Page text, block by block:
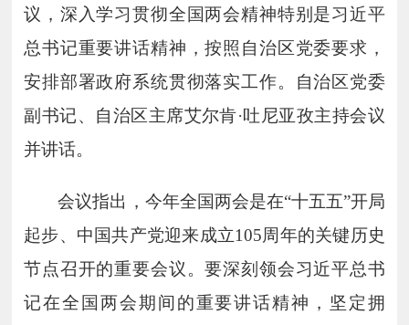
议，深入学习贯彻全国两会精神特别是习近平
总书记重要讲话精神，按照自治区党委要求，
安排部署政府系统贯彻落实工作。自治区党委
副书记、自治区主席艾尔肯·吐尼亚孜主持会议
并讲话。
会议指出，今年全国两会是在“十五五”开局
起步、中国共产党迎来成立105周年的关键历史
节点召开的重要会议。要深刻领会习近平总书
记在全国两会期间的重要讲话精神，坚定拥